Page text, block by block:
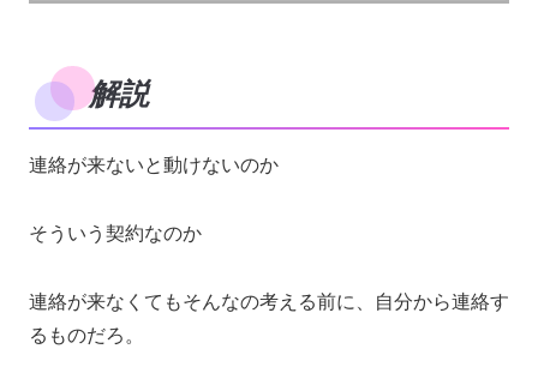
解説
連絡が来ないと動けないのか
そういう契約なのか
連絡が来なくてもそんなの考える前に、自分から連絡す
るものだろ。